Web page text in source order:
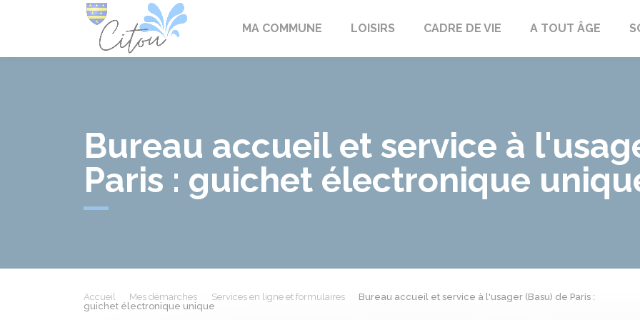
MA COMMUNE LOISIRS CADRE DE VIE A TOUT ÂGE
Bureau accueil et service à
Paris : guichet électronique
Accueil Mes démarches Services en ligne et formulaires
Bureau accueil et service à l'usager (Basu) de Paris :
guichet électronique unique